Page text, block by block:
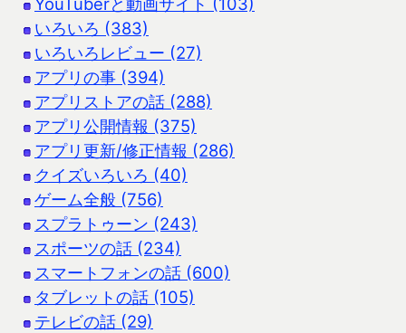
いろいろ (383)
いろいろレビュー (27)
アプリの事 (394)
アプリストアの話 (288)
アプリ公開情報 (375)
アプリ更新/修正情報 (286)
クイズいろいろ (40)
ゲーム全般 (756)
スプラトゥーン (243)
スポーツの話 (234)
スマートフォンの話 (600)
タブレットの話 (105)
テレビの話 (29)